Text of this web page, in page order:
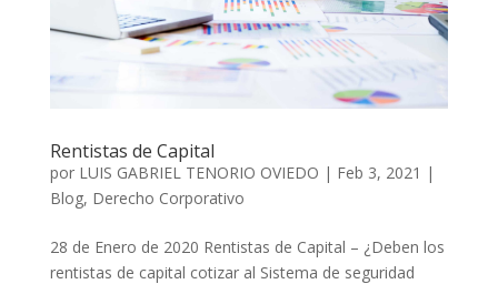
Rentistas de Capital
por LUIS GABRIEL TENORIO OVIEDO | Feb 3, 2021 |
Blog, Derecho Corporativo
28 de Enero de 2020 Rentistas de Capital – ¿Deben los
rentistas de capital cotizar al Sistema de seguridad